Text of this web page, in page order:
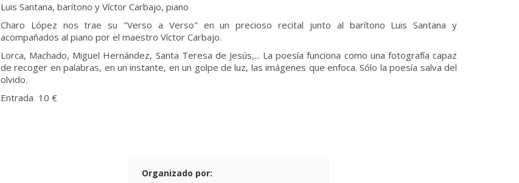
Luis Santana, barítono y Víctor Carbajo, piano
Charo López nos trae su "Verso a Verso" en un precioso recital junto al barítono Luis Santana y
acompañados al piano por el maestro Víctor Carbajo.
Lorca, Machado, Miguel Hernández, Santa Teresa de Jesús,... La poesía funciona como una fotografía capaz
de recoger en palabras, en un instante, en un golpe de luz, las imágenes que enfoca. Sólo la poesía salva del
olvido.
Entrada 10 €
Organizado por: